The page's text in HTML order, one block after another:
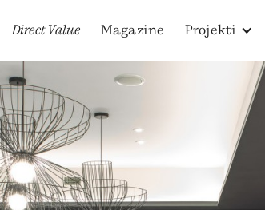
Direct Value Magazine Projekti